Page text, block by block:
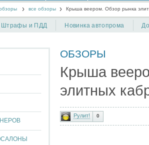
КРАСНОДАРСКИЙ КРАЙ (5619)
КРЫМ РЕСПУБЛИКА(412)
СПИСОК ВСЕХ РЕГИОНОВ
(30122)
ДИЛЕРЫ(1347)
(278)
ДОБАВИТЬ КОМПАНИЮ
все обзоры Крыша веером. Обзор рынка
Штрафы и ПДД Новинка автопрома
ОБЗОРЫ
Крыша
элитных
Рулит! 0